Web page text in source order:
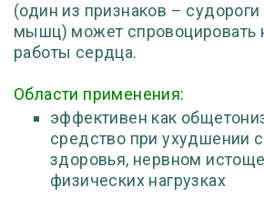
(один из признаков –
мышц) может спровоцировать
работы сердца.
Области применения:
эффективен как
средство при ухудшении
здоровья, нервном
физических нагрузках